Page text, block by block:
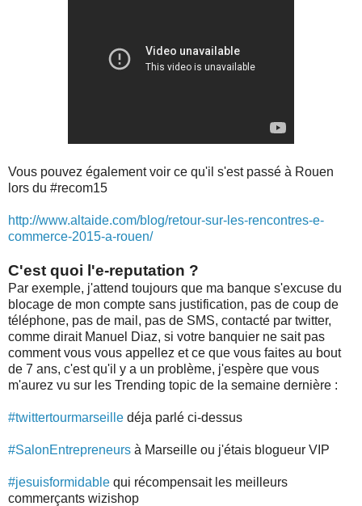
Vous pouvez également voir ce qu'il s'est passé à Rouen
lors du #recom15
http://www.altaide.com/blog/retour-sur-les-rencontres-e-
commerce-2015-a-rouen/
C'est quoi l'e-reputation ?
Par exemple, j'attend toujours que ma banque s'excuse du
blocage de mon compte sans justification, pas de coup de
téléphone, pas de mail, pas de SMS, contacté par twitter,
comme dirait Manuel Diaz, si votre banquier ne sait pas
comment vous vous appellez et ce que vous faites au bout
de 7 ans, c'est qu'il y a un problème, j'espère que vous
m'aurez vu sur les Trending topic de la semaine dernière :
#twittertourmarseille déja parlé ci-dessus
#SalonEntrepreneurs à Marseille ou j'étais blogueur VIP
#jesuisformidable qui récompensait les meilleurs
commerçants wizishop